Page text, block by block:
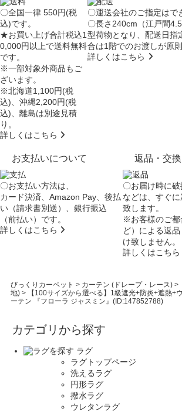
〇全国一律 550円(税
込)です。
★お買い上げ合計税込1
0,000円以上で送料無料
です。
※一部対象外商品もご
ざいます。
※北海道1,100円(税
込)、沖縄2,200円(税
込)、離島は別途見積
り。
詳しくはこちら
〇運送会社のご指定はで
〇長さ240cm（江戸間
型荷物となり、配送日指
合は1階でのお渡しが原
詳しくはこちら
お支払いについて
〇お支払い方法は、
カード決済、Amazon Pay、後払
い（請求書別送）、銀行振込
（前払い）です。
詳しくはこちら
返品・交
〇お届け時に
などは、すぐ
致します。
※お客様のご都
ど）による返
け致しません。
詳しくはこちら
びっくりカーペット > カーテン (ドレープ・レース)>
地)>
【100サイズから選べる】1級遮光+防炎+遮熱+
ーテン 『フローラ ジャスミン』(ID:147852788)
カテゴリから探す
ラグ
ラグトップページ
洗えるラグ
円形ラグ
撥水ラグ
ウレタンラグ